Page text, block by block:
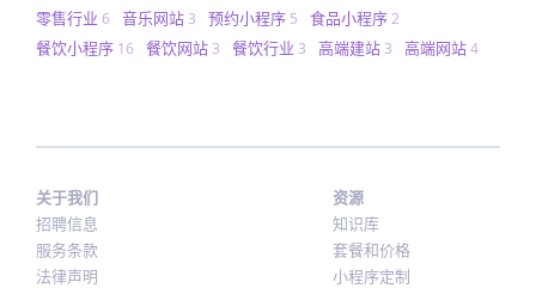
零售行业 6 音乐网站 3 预约小程序 5 食品小程序2
餐饮小程序 16 餐饮网站 3 餐饮行业 3 高端建站 3 高端网站4
关于我们
招聘信息
服务条款
法律声明
资源
知识库
套餐和价格
小程序定制